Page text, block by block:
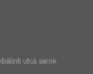
utca sarok